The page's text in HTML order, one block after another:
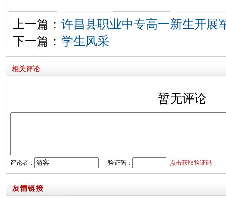
上一篇： 许昌县职业中专高一新生开展
下一篇： 学生风采
相关评论
暂无评论
评论者： 验证码： 点击获取验证码